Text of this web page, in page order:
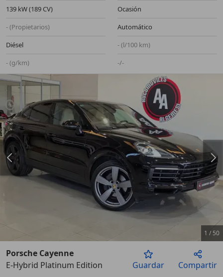
139 kW (189 CV)
Ocasión
- (Propietarios)
Automático
Diésel
- (l/100 km)
- (g/km)
-/-
Anterior
1 / 50
Porsche Cayenne
E-Hybrid Platinum Edition
Guardar Compartir